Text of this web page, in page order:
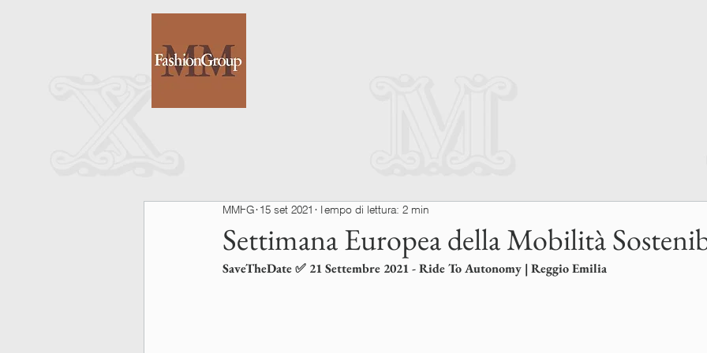
Settimana Europea della Mobilità
MMFG 15 set 2021 Tempo di lettura: 2 min
SaveTheDate ✅ 21 Settembre 2021 - Ride To Autonomy | Reggio Emilia